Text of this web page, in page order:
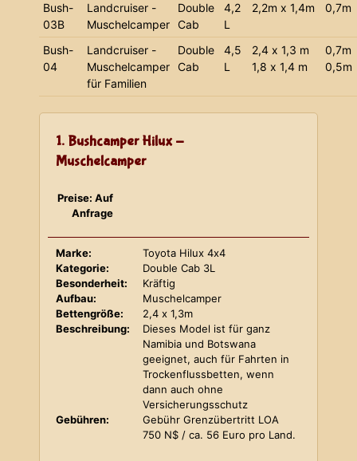
Bush-
03B
Landcruiser -
Muschelcamper
Double
Cab
4,2
L
2,2m x 1,4m 0,7m
Bush-
04
Landcruiser -
Muschelcamper
für Familien
Double
Cab
4,5
L
2,4 x 1,3 m
1,8 x 1,4 m
0,7m
0,5m
1. Bushcamper Hilux -
Muschelcamper
Preise: Auf
Anfrage
Marke:
Toyota Hilux 4x4
Kategorie:
Double Cab 3L
Besonderheit:
Kräftig
Aufbau:
Muschelcamper
Bettengröße:
2,4 x 1,3m
Beschreibung:
Dieses Model ist für ganz
Namibia und Botswana
geeignet, auch für Fahrten in
Trockenflussbetten, wenn
dann auch ohne
Versicherungsschutz
Gebühren:
Gebühr Grenzübertritt LOA
750 N$ / ca. 56 Euro pro Land.